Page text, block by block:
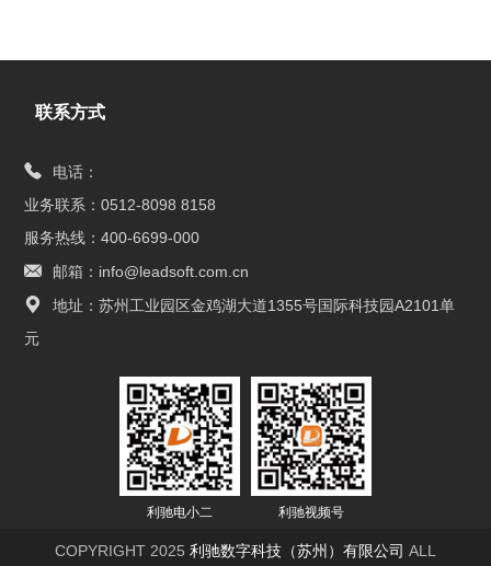
联系方式
电话：
业务联系：0512-8098 8158
服务热线：400-6699-000
邮箱：info@leadsoft.com.cn
地址：苏州工业园区金鸡湖大道1355号国际科技园A2101单
元
利驰电小二 利驰视频号
COPYRIGHT 2025 利驰数字科技（苏州）有限公司 ALL